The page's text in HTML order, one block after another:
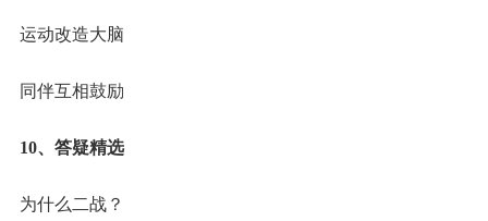
运动改造大脑
同伴互相鼓励
10、答疑精选
为什么二战？